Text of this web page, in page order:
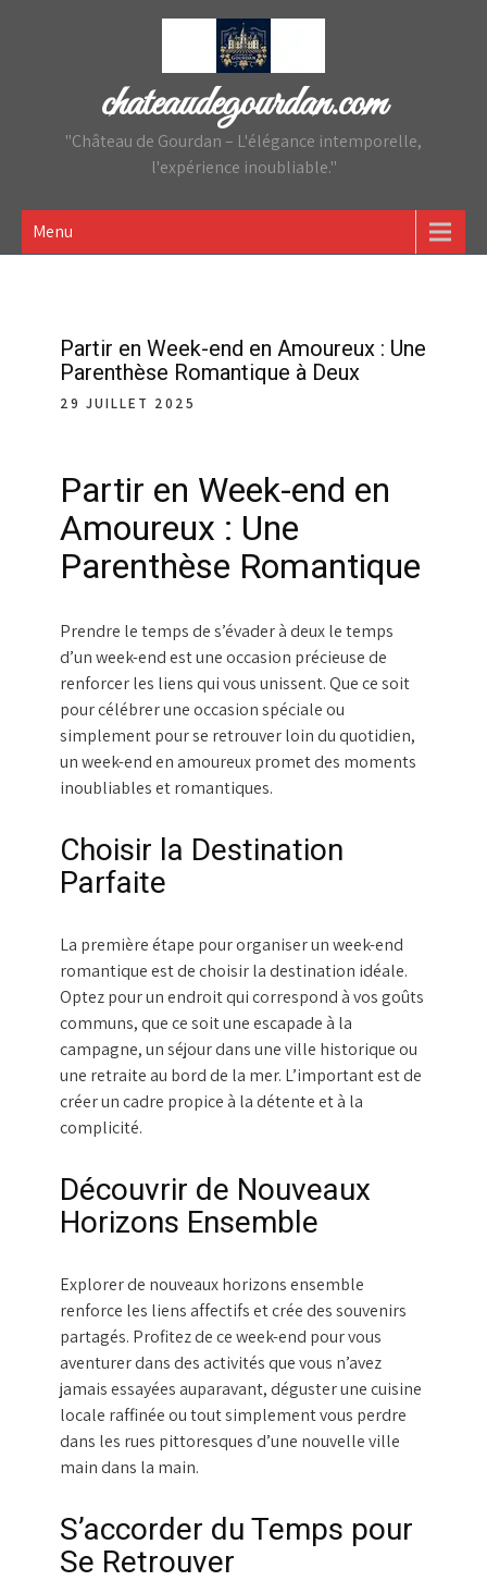
chateaudegourdan.com
"Château de Gourdan – L'élégance intemporelle,
l'expérience inoubliable."
Menu
Partir en Week-end en Amoureux : Une
Parenthèse Romantique à Deux
29 JUILLET 2025
Partir en Week-end en
Amoureux : Une
Parenthèse Romantique
Prendre le temps de s’évader à deux le temps
d’un week-end est une occasion précieuse de
renforcer les liens qui vous unissent. Que ce soit
pour célébrer une occasion spéciale ou
simplement pour se retrouver loin du quotidien,
un week-end en amoureux promet des moments
inoubliables et romantiques.
Choisir la Destination
Parfaite
La première étape pour organiser un week-end
romantique est de choisir la destination idéale.
Optez pour un endroit qui correspond à vos goûts
communs, que ce soit une escapade à la
campagne, un séjour dans une ville historique ou
une retraite au bord de la mer. L’important est de
créer un cadre propice à la détente et à la
complicité.
Découvrir de Nouveaux
Horizons Ensemble
Explorer de nouveaux horizons ensemble
renforce les liens affectifs et crée des souvenirs
partagés. Profitez de ce week-end pour vous
aventurer dans des activités que vous n’avez
jamais essayées auparavant, déguster une cuisine
locale raffinée ou tout simplement vous perdre
dans les rues pittoresques d’une nouvelle ville
main dans la main.
S’accorder du Temps pour
Se Retrouver